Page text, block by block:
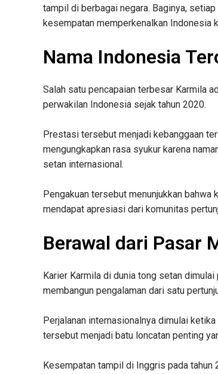
tampil di berbagai negara. Baginya,
kesempatan memperkenalkan Indonesia
Nama Indonesia
Salah satu pencapaian terbesar Karmila
perwakilan Indonesia sejak tahun 2020.
Prestasi tersebut menjadi kebanggaan
mengungkapkan rasa syukur karena
setan internasional.
Pengakuan tersebut menunjukkan bahwa
mendapat apresiasi dari komunitas
Berawal dari Pasar
Karier Karmila di dunia tong setan
membangun pengalaman dari satu
Perjalanan internasionalnya dimulai
tersebut menjadi batu loncatan penting
Kesempatan tampil di Inggris pada tahun